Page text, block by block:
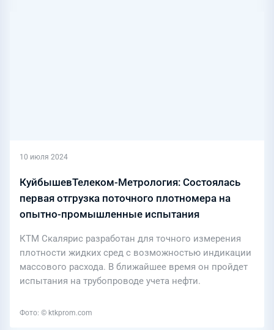
10 июля 2024
КуйбышевТелеком-Метрология: Состоялась
первая отгрузка поточного плотномера на
опытно-промышленные испытания
КТМ Скалярис разработан для точного измерения
плотности жидких сред с возможностью индикации
массового расхода. В ближайшее время он пройдет
испытания на трубопроводе учета нефти.
Фото: © ktkprom.com